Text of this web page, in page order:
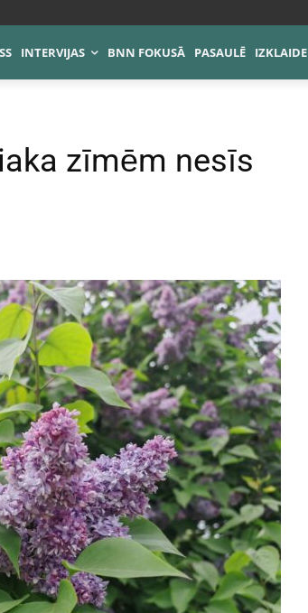
INTERVIJAS BNN FOKUSĀ PASAULĒ IZKLAIDE
zīmēm nesīs